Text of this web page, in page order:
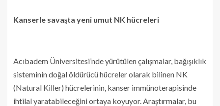
Kanserle savaşta yeni umut NK hücreleri
Acıbadem Üniversitesi’nde yürütülen çalışmalar, bağışıklık
sisteminin doğal öldürücü hücreler olarak bilinen NK
(Natural Killer) hücrelerinin, kanser immünoterapisinde
ihtilal yaratabileceğini ortaya koyuyor. Araştırmalar, bu